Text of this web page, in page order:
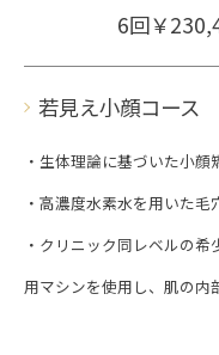
6回￥
若見え小顔コース
・生体理論に基づいた小顔
・高濃度水素水を用いた毛
・クリニック同レベルの
用マシンを使用し、肌の